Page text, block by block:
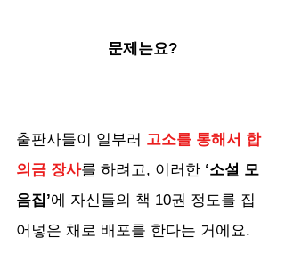
문제는요?
출판사들이 일부러 고소를 통해서 합
의금 장사를 하려고, 이러한 ‘소설 모
음집’에 자신들의 책 10권 정도를 집
어넣은 채로 배포를 한다는 거에요.